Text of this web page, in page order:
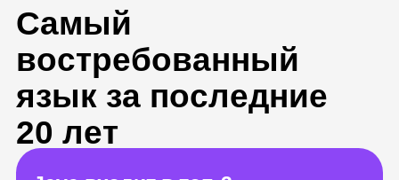
Java входит в топ-3
по популярности среди
разработчиков и по спросу
на рынке труда